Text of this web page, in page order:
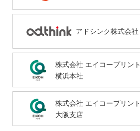
アドシンク株式会社
株式会社 エイコープリント
横浜本社
株式会社 エイコープリント
大阪支店